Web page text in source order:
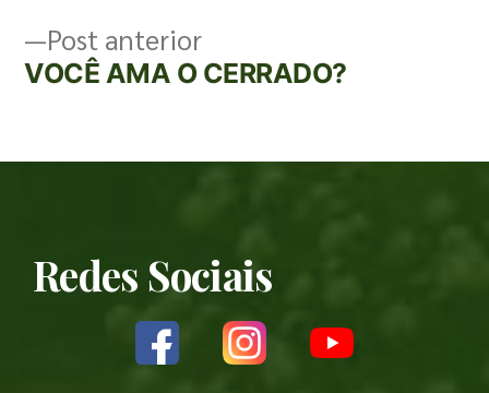
Post anterior
VOCÊ AMA O CERRADO?
Redes Sociais